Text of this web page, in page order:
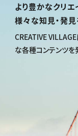
より豊かなクリエ
様々な知見・発見
CREATIVE VILLAGE
な各種コンテンツを